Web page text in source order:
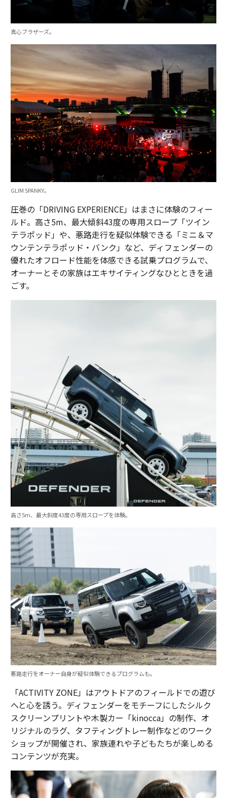
真心ブラザーズ。
GLIM SPANKY。
圧巻の「DRIVING EXPERIENCE」はまさに体験のフィー
ルド。高さ5m、最大傾斜43度の専用スロープ「ツイン
テラポッド」や、悪路走行を疑似体験できる「ミニ＆マ
ウンテンテラポッド・バンク」など、ディフェンダーの
優れたオフロード性能を体感できる試乗プログラムで、
オーナーとその家族はエキサイティングなひとときを過
ごす。
高さ5m、最大斜度43度の専用スロープを体験。
悪路走行をオーナー自身が疑似体験できるプログラムも。
「ACTIVITY ZONE」はアウトドアのフィールドでの遊び
へと心を誘う。ディフェンダーをモチーフにしたシルク
スクリーンプリントや木製カー「kinocca」の制作、オ
リジナルのラグ、タフティングトレー制作などのワーク
ショップが開催され、家族連れや子どもたちが楽しめる
コンテンツが充実。